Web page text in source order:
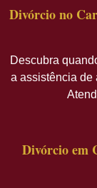
Divórcio no
Descubra
a assistência de
Divórcio em